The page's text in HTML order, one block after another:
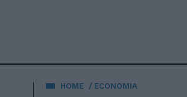
HOME ECONOMIA